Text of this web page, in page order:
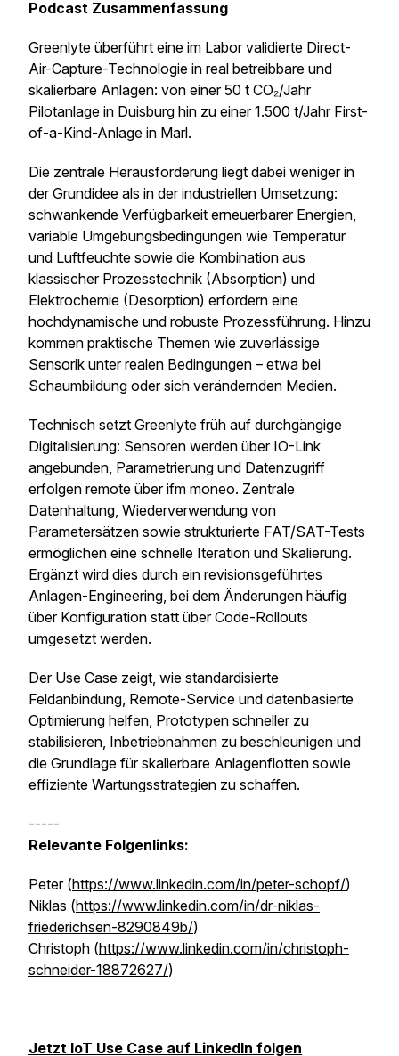
Podcast Zusammenfassung
Greenlyte überführt eine im Labor validierte Direct-
Air-Capture-Technologie in real betreibbare und
skalierbare Anlagen: von einer 50 t CO₂/Jahr
Pilotanlage in Duisburg hin zu einer 1.500 t/Jahr First-
of-a-Kind-Anlage in Marl.
Die zentrale Herausforderung liegt dabei weniger in
der Grundidee als in der industriellen Umsetzung:
schwankende Verfügbarkeit erneuerbarer Energien,
variable Umgebungsbedingungen wie Temperatur
und Luftfeuchte sowie die Kombination aus
klassischer Prozesstechnik (Absorption) und
Elektrochemie (Desorption) erfordern eine
hochdynamische und robuste Prozessführung. Hinzu
kommen praktische Themen wie zuverlässige
Sensorik unter realen Bedingungen – etwa bei
Schaumbildung oder sich verändernden Medien.
Technisch setzt Greenlyte früh auf durchgängige
Digitalisierung: Sensoren werden über IO-Link
angebunden, Parametrierung und Datenzugriff
erfolgen remote über ifm moneo. Zentrale
Datenhaltung, Wiederverwendung von
Parametersätzen sowie strukturierte FAT/SAT-Tests
ermöglichen eine schnelle Iteration und Skalierung.
Ergänzt wird dies durch ein revisionsgeführtes
Anlagen-Engineering, bei dem Änderungen häufig
über Konfiguration statt über Code-Rollouts
umgesetzt werden.
Der Use Case zeigt, wie standardisierte
Feldanbindung, Remote-Service und datenbasierte
Optimierung helfen, Prototypen schneller zu
stabilisieren, Inbetriebnahmen zu beschleunigen und
die Grundlage für skalierbare Anlagenflotten sowie
effiziente Wartungsstrategien zu schaffen.
-----
Relevante Folgenlinks:
Peter (https://www.linkedin.com/in/peter-schopf/)
Niklas (https://www.linkedin.com/in/dr-niklas-
friederichsen-8290849b/)
Christoph (https://www.linkedin.com/in/christoph-
schneider-18872627/)
Jetzt IoT Use Case auf LinkedIn folgen